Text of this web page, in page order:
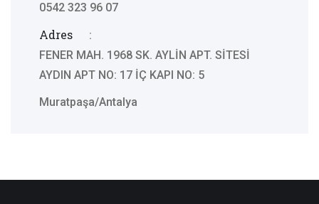
0542 323 96 07
Adres
:
FENER MAH. 1968 SK. AYLİN APT. SİTESİ
AYDIN APT NO: 17 İÇ KAPI NO: 5
Muratpaşa/Antalya